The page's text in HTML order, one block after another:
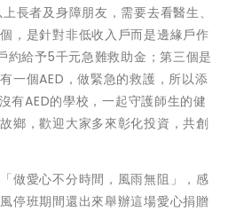
長者及身障朋友，需要去看醫生、
，是針對非低收入戶而是邊緣戶作
約給予5千元急難救助金；第三個是
一個AED，做緊急的救護，所以添
有AED的學校，一起守護師生的健
鄉，歡迎大家多來彰化投資，共創
做愛心不分時間，風雨無阻」，感
停班期間還出來舉辦這場愛心捐贈